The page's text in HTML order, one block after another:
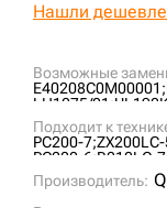
Возможные
E40208C0M00001;
LH1075/01;
Подходит к
PC200-7;
PC200-6;R210LC-
PC200LC-6;
ZX225USRLC-3;
PC210LC-8;
Производитель:
Нашли